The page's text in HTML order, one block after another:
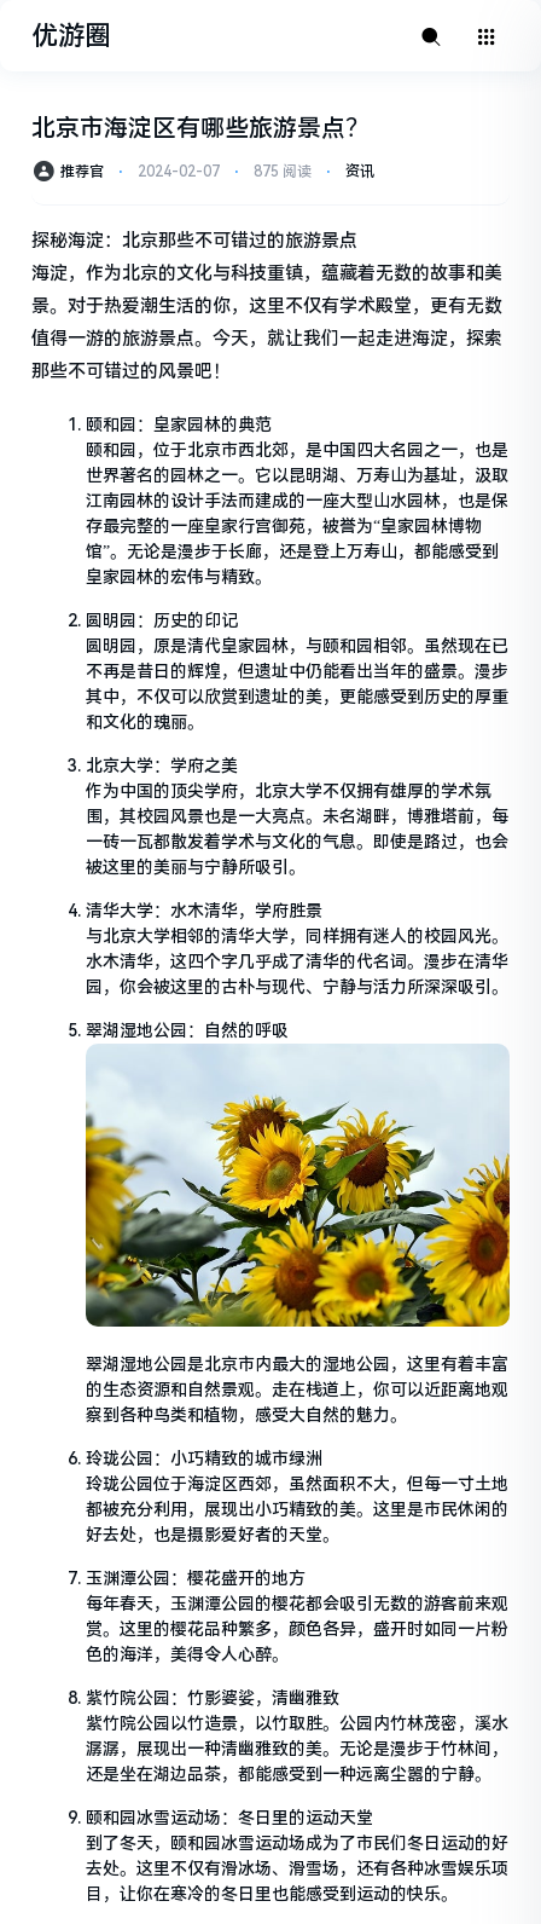
优游圈
北京市海淀区有哪些旅游景点？
推荐官 ⋅ 2024-02-07 ⋅ 875 阅读 ⋅ 资讯
探秘海淀：北京那些不可错过的旅游景点
海淀，作为北京的文化与科技重镇，蕴藏着无数的故事和美
景。对于热爱潮生活的你，这里不仅有学术殿堂，更有无数
值得一游的旅游景点。今天，就让我们一起走进海淀，探索
那些不可错过的风景吧！
颐和园：皇家园林的典范
颐和园，位于北京市西北郊，是中国四大名园之一，也是
世界著名的园林之一。它以昆明湖、万寿山为基址，汲取
江南园林的设计手法而建成的一座大型山水园林，也是保
存最完整的一座皇家行宫御苑，被誉为“皇家园林博物
馆”。无论是漫步于长廊，还是登上万寿山，都能感受到
皇家园林的宏伟与精致。
圆明园：历史的印记
圆明园，原是清代皇家园林，与颐和园相邻。虽然现在已
不再是昔日的辉煌，但遗址中仍能看出当年的盛景。漫步
其中，不仅可以欣赏到遗址的美，更能感受到历史的厚重
和文化的瑰丽。
北京大学：学府之美
作为中国的顶尖学府，北京大学不仅拥有雄厚的学术氛
围，其校园风景也是一大亮点。未名湖畔，博雅塔前，每
一砖一瓦都散发着学术与文化的气息。即使是路过，也会
被这里的美丽与宁静所吸引。
清华大学：水木清华，学府胜景
与北京大学相邻的清华大学，同样拥有迷人的校园风光。
水木清华，这四个字几乎成了清华的代名词。漫步在清华
园，你会被这里的古朴与现代、宁静与活力所深深吸引。
翠湖湿地公园：自然的呼吸
翠湖湿地公园是北京市内最大的湿地公园，这里有着丰富
的生态资源和自然景观。走在栈道上，你可以近距离地观
察到各种鸟类和植物，感受大自然的魅力。
玲珑公园：小巧精致的城市绿洲
玲珑公园位于海淀区西郊，虽然面积不大，但每一寸土地
都被充分利用，展现出小巧精致的美。这里是市民休闲的
好去处，也是摄影爱好者的天堂。
玉渊潭公园：樱花盛开的地方
每年春天，玉渊潭公园的樱花都会吸引无数的游客前来观
赏。这里的樱花品种繁多，颜色各异，盛开时如同一片粉
色的海洋，美得令人心醉。
紫竹院公园：竹影婆娑，清幽雅致
紫竹院公园以竹造景，以竹取胜。公园内竹林茂密，溪水
潺潺，展现出一种清幽雅致的美。无论是漫步于竹林间，
还是坐在湖边品茶，都能感受到一种远离尘嚣的宁静。
颐和园冰雪运动场：冬日里的运动天堂
到了冬天，颐和园冰雪运动场成为了市民们冬日运动的好
去处。这里不仅有滑冰场、滑雪场，还有各种冰雪娱乐项
目，让你在寒冷的冬日里也能感受到运动的快乐。